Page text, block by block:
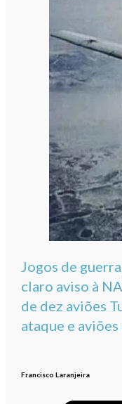
Jogos de
claro aviso à
de dez aviões
ataque e
Francisco Laranjeira